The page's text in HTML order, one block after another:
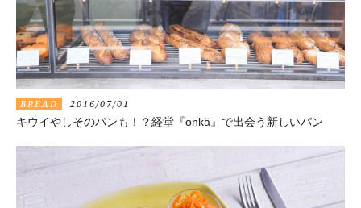
BREAD 2016/07/01
キウイやしそのパンも！？経堂『onkä』で出会う新しいパン